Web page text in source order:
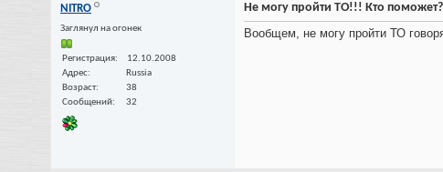
NITRO
Заглянул на огонек
Регистрация
12.10.2008
Адрес
Russia
Возраст
38
Сообщений
32
Не могу пройти ТО!!! Кто поможет?
Вообщем, не могу пройти ТО